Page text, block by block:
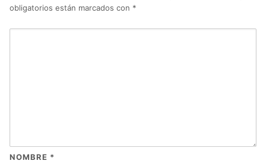
obligatorios están marcados con *
NOMBRE *